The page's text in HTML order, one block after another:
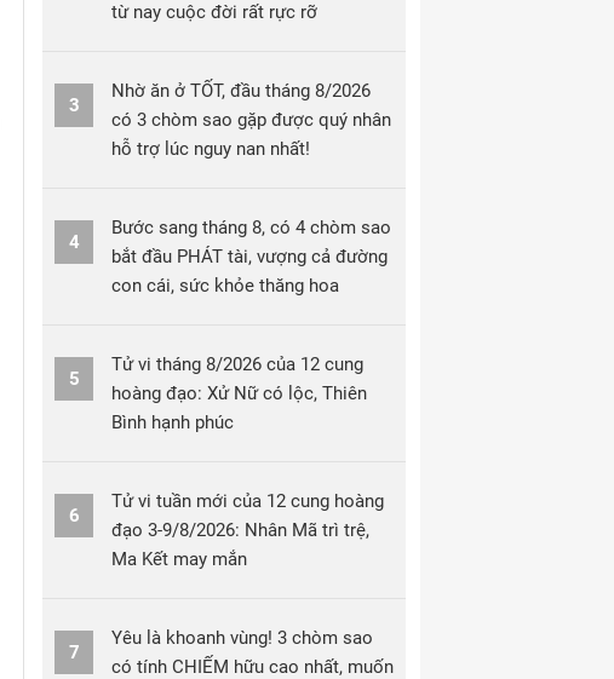
từ nay cuộc đời rất rực rỡ
3
Nhờ ăn ở TỐT, đầu tháng 8/2026
có 3 chòm sao gặp được quý nhân
hỗ trợ lúc nguy nan nhất!
4
Bước sang tháng 8, có 4 chòm sao
bắt đầu PHÁT tài, vượng cả đường
con cái, sức khỏe thăng hoa
5
Tử vi tháng 8/2026 của 12 cung
hoàng đạo: Xử Nữ có lộc, Thiên
Bình hạnh phúc
6
Tử vi tuần mới của 12 cung hoàng
đạo 3-9/8/2026: Nhân Mã trì trệ,
Ma Kết may mắn
7
Yêu là khoanh vùng! 3 chòm sao
có tính CHIẾM hữu cao nhất, muốn